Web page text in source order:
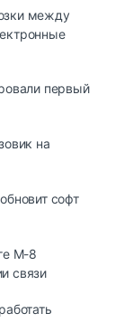
между
первый
на
софт
М-8
связи